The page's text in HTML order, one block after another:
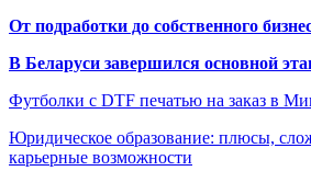
От подработки до собственного
В Беларуси завершился основной
Футболки с DTF печатью на заказ в
Юридическое образование: плюсы,
карьерные возможности